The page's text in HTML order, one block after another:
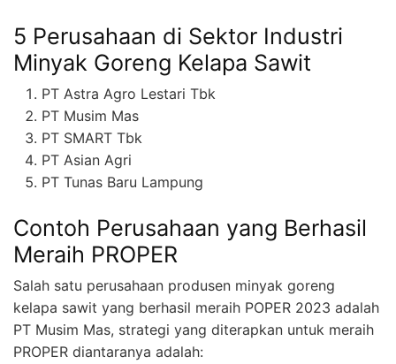
5 Perusahaan di Sektor Industri
Minyak Goreng Kelapa Sawit
PT Astra Agro Lestari Tbk
PT Musim Mas
PT SMART Tbk
PT Asian Agri
PT Tunas Baru Lampung
Contoh Perusahaan yang Berhasil
Meraih PROPER
Salah satu perusahaan produsen minyak goreng
kelapa sawit yang berhasil meraih POPER 2023 adalah
PT Musim Mas, strategi yang diterapkan untuk meraih
PROPER diantaranya adalah: